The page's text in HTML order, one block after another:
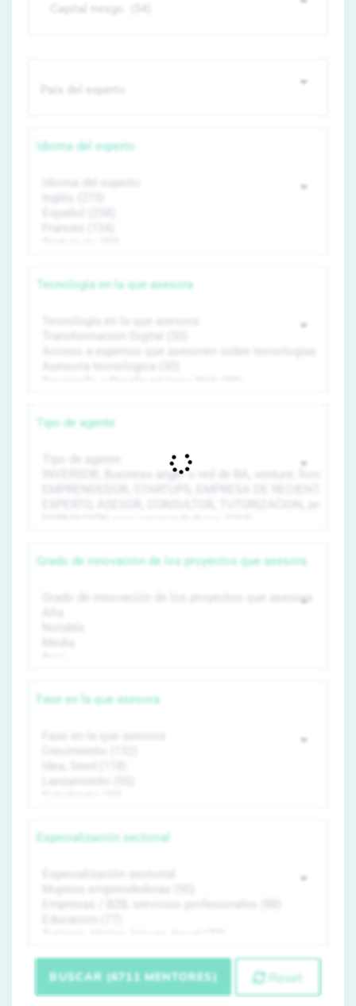
Idioma del experto
Tecnología en la que asesora
Tipo de agente
Grado de innovación de los proyectos que asesora
Fase en la que asesora
Especialización sectorial
BUSCAR (6711 MENTORES) Reset